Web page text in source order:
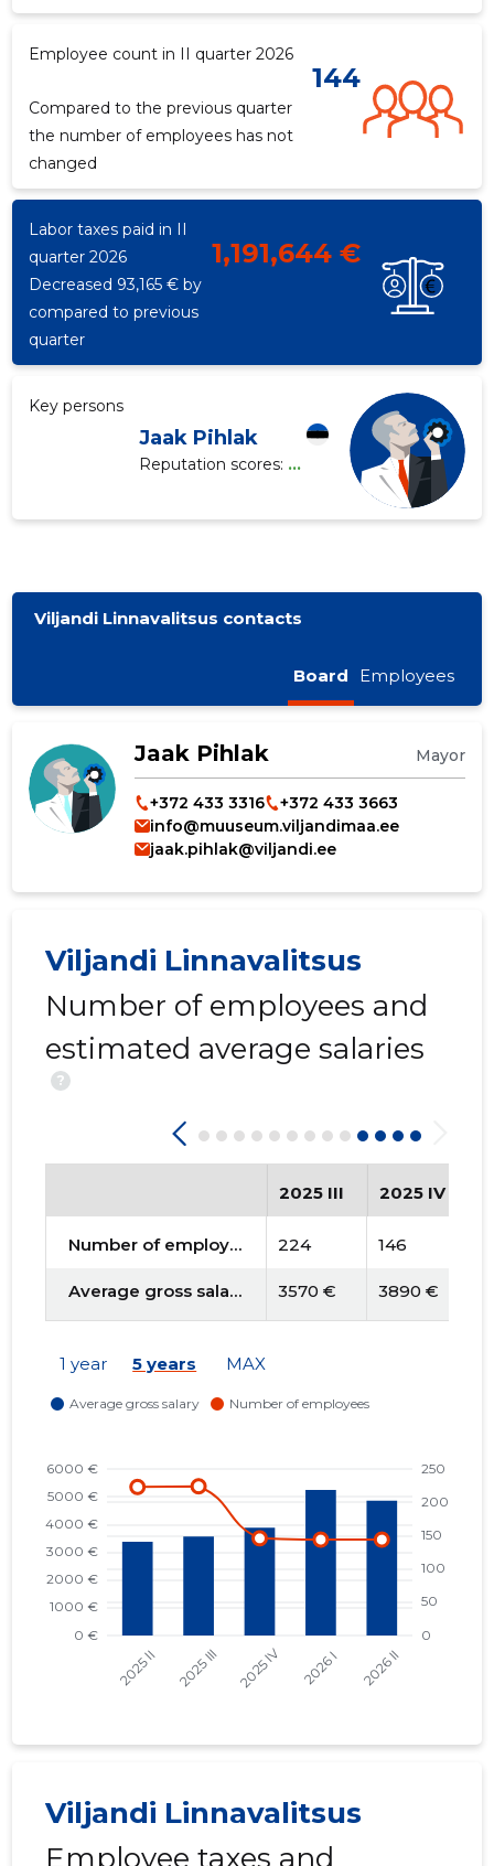
Employee count in II quarter 2026
144
Compared to the previous quarter
the number of employees has not
changed
Labor taxes paid in II
quarter 2026
1,191,644 €
Decreased 93,165 € by
compared to previous
quarter
Key persons
Jaak Pihlak
Reputation scores: ...
Viljandi Linnavalitsus contacts
Board Employees
Jaak Pihlak Mayor
+372 433 3316
+372 433 3663
info@muuseum.viljandimaa.ee
jaak.pihlak@viljandi.ee
Viljandi Linnavalitsus
Number of employees and
estimated average salaries
?
2025 III 2025 IV
Number of employees 224 146
Average gross salary 3570 € 3890 €
1 year 5 years MAX
Viljandi Linnavalitsus
Employee taxes and
Recipient's e-mail
Your name
Recipient's e-mail
Your name
Recipient's e-mail
Your name
Recipient's e-mail
Your name